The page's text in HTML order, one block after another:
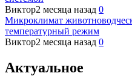
Виктор2 месяца назад 0
Микроклимат
температурный режим
Виктор2 месяца назад 0
Актуальное